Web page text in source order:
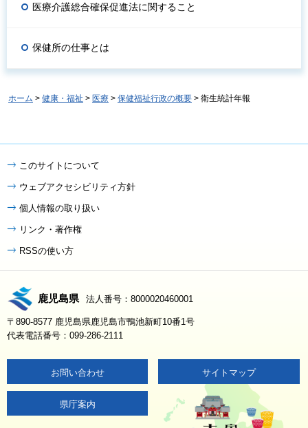
医療介護総合確保促進法に関すること
保健所の仕事とは
ホーム > 健康・福祉 > 医療 > 保健福祉行政の概要 > 衛生統計年報
このサイトについて
ウェブアクセシビリティ方針
個人情報の取り扱い
リンク・著作権
RSSの使い方
鹿児島県 法人番号：8000020460001
〒890-8577 鹿児島県鹿児島市鴨池新町10番1号
代表電話番号：099-286-2111
お問い合わせ サイトマップ
県庁案内